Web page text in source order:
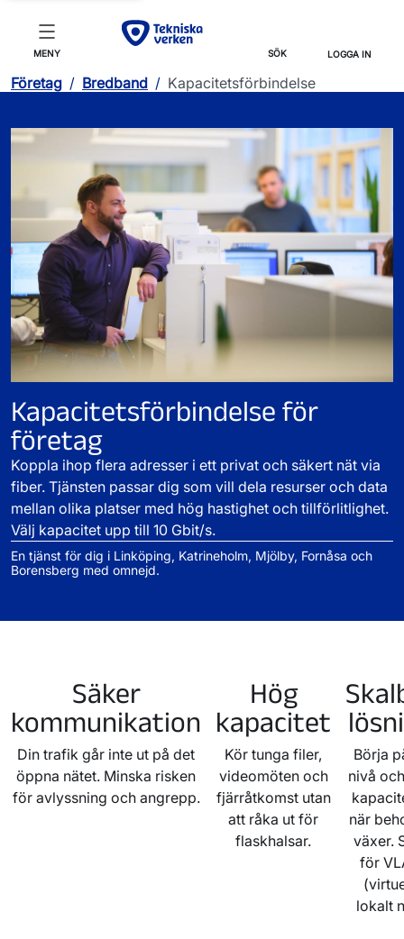
MENY SÖK LOGGA IN
Företag / Bredband / Kapacitetsförbindelse
Kapacitetsförbindelse för
företag
Koppla ihop flera adresser i ett privat och säkert nät via
fiber. Tjänsten passar dig som vill dela resurser och data
mellan olika platser med hög hastighet och tillförlitlighet.
Välj kapacitet upp till 10 Gbit/s.
En tjänst för dig i Linköping, Katrineholm, Mjölby, Fornåsa och
Borensberg med omnejd.
Säker
kommunikation
Din trafik går inte ut på det
öppna nätet. Minska risken
för avlyssning och angrepp.
Hög
kapacitet
Kör tunga filer,
videomöten och
fjärråtkomst utan
att råka ut för
flaskhalsar.
Börja
nivå
när
växer.
för
lokalt